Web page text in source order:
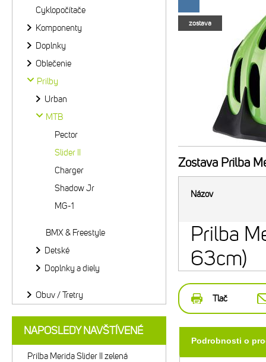
zostava
Zostava Prilba
Názov
Prilba
63cm)
Tlač
Podrobnosti o
Cyklopočítače
Komponenty
Doplnky
Oblečenie
Prilby
Urban
MTB
Pector
Slider II
Charger
Shadow Jr
MG-1
BMX & Freestyle
Detské
Doplnky a diely
Obuv / Tretry
NAPOSLEDY NAVŠTÍVENÉ
Prilba Merida Slider II zelená